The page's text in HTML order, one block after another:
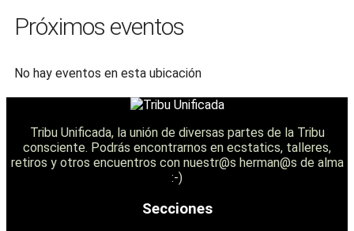
Próximos eventos
No hay eventos en esta ubicación
Tribu Unificada, la unión de diversas partes de la Tribu
consciente. Podrás encontrarnos en ecstatics, talleres,
retiros y otros encuentros con nuestr@s herman@s de alma
:-)
Secciones